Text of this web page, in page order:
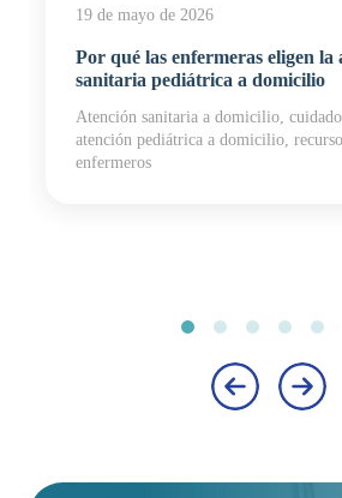
19 de mayo de 2026
Por qué las enfermeras eligen la
sanitaria pediátrica a domicilio
Atención sanitaria a domicilio,
atención pediátrica a domicilio,
enfermeros